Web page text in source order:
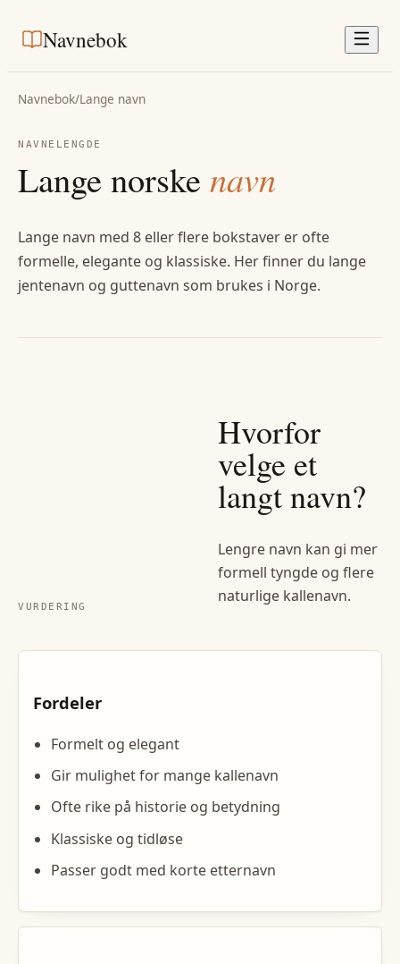
Navnebok
Navnebok/Lange navn
NAVNELENGDE
Lange norske navn
Lange navn med 8 eller flere bokstaver er ofte
formelle, elegante og klassiske. Her finner du lange
jentenavn og guttenavn som brukes i Norge.
VURDERING
Hvorfor
velge et
langt navn?
Lengre navn kan gi mer
formell tyngde og flere
naturlige kallenavn.
Fordeler
Formelt og elegant
Gir mulighet for mange kallenavn
Ofte rike på historie og betydning
Klassiske og tidløse
Passer godt med korte etternavn